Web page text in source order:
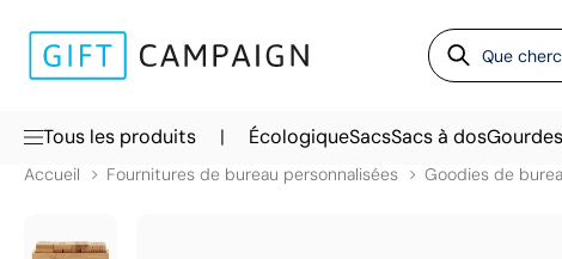
Tous les produits | ÉcologiqueSacsSacs à dosGourdes
Accueil Fournitures de bureau personnalisées Goodies de